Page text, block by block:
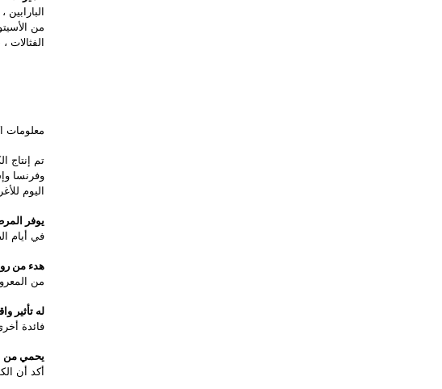
من
معلومات
تم إنتاج
وفرنسا
اليوم
يوفر
في أيام
هدء من
من
له تأثير
فائدة
يحمي من
أكد أن